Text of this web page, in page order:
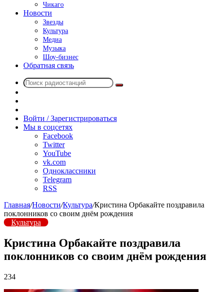
Чикаго
Новости
Звезды
Культура
Медиа
Музыка
Шоу-бизнес
Обратная связь
Поиск
радио
Войти / Зарегистрироваться
Мы в соцсетях
Facebook
Twitter
YouTube
vk.com
Одноклассники
Telegram
RSS
Главная/Новости/Культура/Кристина Орбакайте поздравила
поклонников со своим днём рождения
Культура
Кристина Орбакайте поздравила
поклонников со своим днём рождения
234